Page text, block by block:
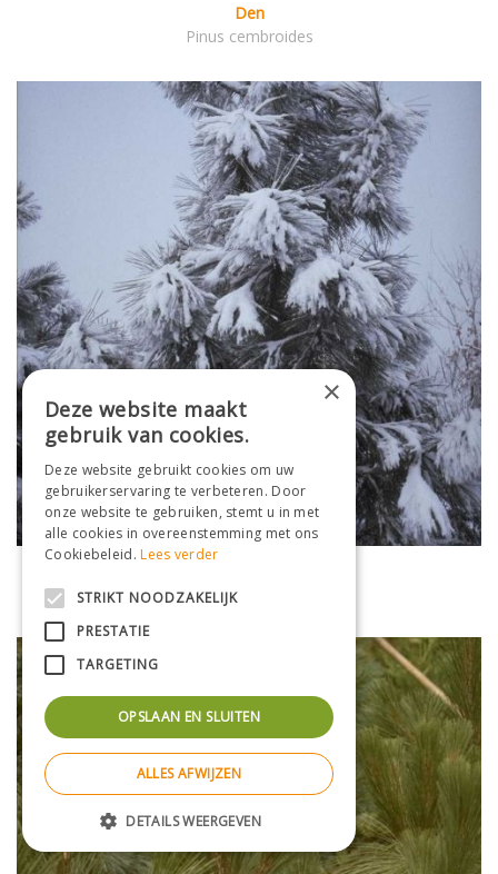
Den
Pinus cembroides
Pinus jeffreyi
×
Deze website maakt
gebruik van cookies.
Deze website gebruikt cookies om uw
gebruikerservaring te verbeteren. Door
onze website te gebruiken, stemt u in met
alle cookies in overeenstemming met ons
Cookiebeleid.Lees verder
STRIKT NOODZAKELIJK
PRESTATIE
TARGETING
OPSLAAN EN SLUITEN
ALLES AFWIJZEN
DETAILS WEERGEVEN